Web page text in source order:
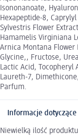
Isononanoate,
Hexapeptide-8,
Sylvestris Flower
Hamamelis Virginiana
Arnica Montana Flower
Glycine,, Fructose,
Lactic Acid, Tocopheryl
Laureth-7,
Parfum.
Informacje
Niewielką ilość